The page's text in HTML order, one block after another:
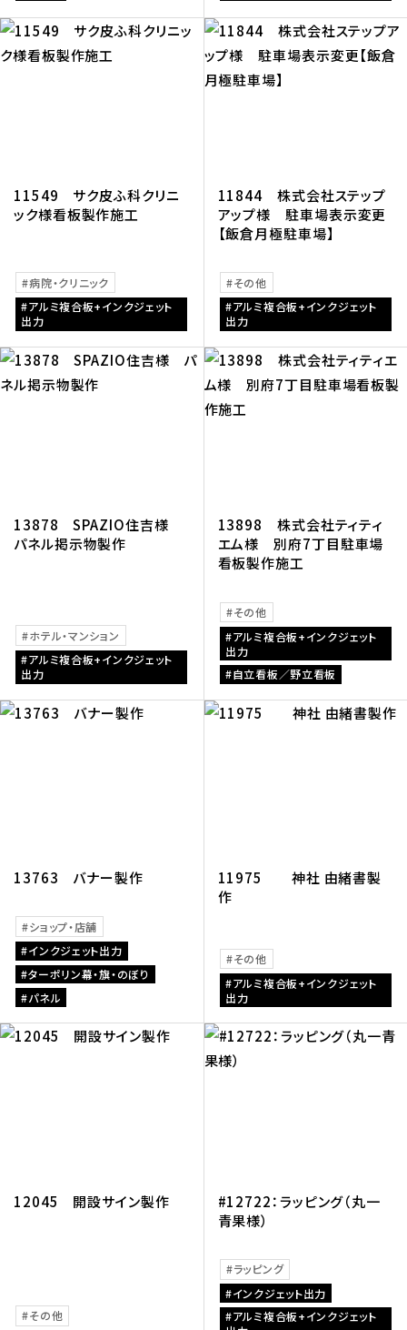
11549 サク皮ふ科クリニ
ック様看板製作施工
病院・クリニック
アルミ複合板+インクジェット
出力
11844 株式会社ステップ
アップ様 駐車場表示変更
【飯倉月極駐車場】
その他
アルミ複合板+インクジェット
出力
13878 SPAZIO住吉様
パネル掲示物製作
ホテル・マンション
アルミ複合板+インクジェット
出力
13898 株式会社ティティ
エム様 別府7丁目駐車場
看板製作施工
その他
アルミ複合板+インクジェット
出力
自立看板／野立看板
13763 バナー製作
ショップ・店舗
インクジェット出力
ターポリン幕・旗・のぼり
パネル
11975 神社 由緒書製
作
その他
アルミ複合板+インクジェット
出力
12045 開設サイン製作
その他
#12722：ラッピング（丸一
青果様）
ラッピング
インクジェット出力
アルミ複合板+インクジェット